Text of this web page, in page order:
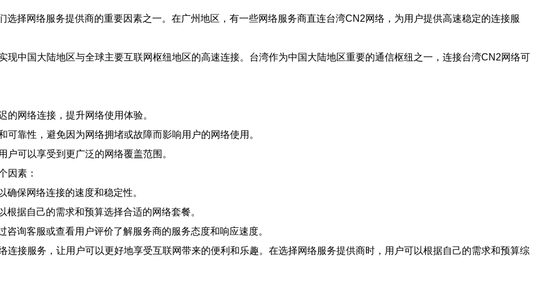
择网络服务提供商的重要因素之一。在广州地区，有一些网络服务商直连台湾CN2网络，为用户提供高速稳定的连接服
中国大陆地区与全球主要互联网枢纽地区的高速连接。台湾作为中国大陆地区重要的通信枢纽之一，连接台湾CN2网络可
网络连接，提升网络使用体验。
靠性，避免因为网络拥堵或故障而影响用户的网络使用。
可以享受到更广泛的网络覆盖范围。
因素：
保网络连接的速度和稳定性。
据自己的需求和预算选择合适的网络套餐。
询客服或查看用户评价了解服务商的服务态度和响应速度。
接服务，让用户可以更好地享受互联网带来的便利和乐趣。在选择网络服务提供商时，用户可以根据自己的需求和预算综